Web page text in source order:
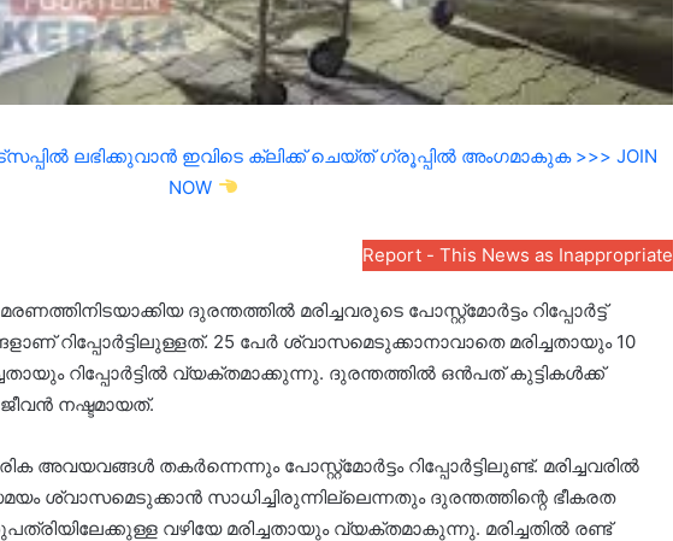
ലഭിക്കുവാൻ ഇവിടെ ക്ലിക്ക് ചെയ്ത് ഗ്രൂപ്പിൽ അംഗമാകുക >>> JOIN
NOW
Report - This News as Inappropriate
ദുരന്തത്തില്‍ മരിച്ചവരുടെ പോസ്റ്റ്‌മോര്‍ട്ടം റിപ്പോര്‍ട്ട്
റിപ്പോര്‍ട്ടിലുള്ളത്. 25 പേര്‍ ശ്വാസമെടുക്കാനാവാതെ മരിച്ചതായും 10
റിപ്പോര്‍ട്ടില്‍ വ്യക്തമാക്കുന്നു. ദുരന്തത്തില്‍ ഒന്‍പത് കുട്ടികള്‍ക്ക്
നഷ്ടമായത്.
അവയവങ്ങൾ തകര്‍ന്നെന്നും പോസ്റ്റ്‌മോര്‍ട്ടം റിപ്പോര്‍ട്ടിലുണ്ട്. മരിച്ചവരില്‍
ശ്വാസമെടുക്കാന്‍ സാധിച്ചിരുന്നില്ലെന്നതും ദുരന്തത്തിന്റെ ഭീകരത
വഴിയേ മരിച്ചതായും വ്യക്തമാകുന്നു. മരിച്ചതില്‍ രണ്ട്